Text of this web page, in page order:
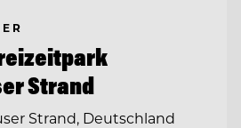
Strand
Strand, Deutschland